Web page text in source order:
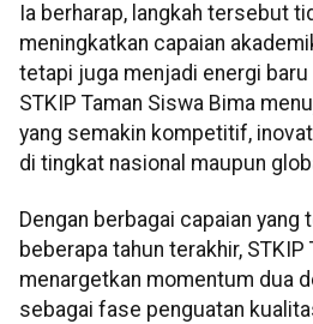
Ia berharap, langkah tersebut
meningkatkan capaian
tetapi juga menjadi energi
STKIP Taman Siswa Bima
yang semakin kompetitif,
di tingkat nasional maupun
Dengan berbagai capaian yang
beberapa tahun terakhir, STKIP
menargetkan momentum dua
sebagai fase penguatan